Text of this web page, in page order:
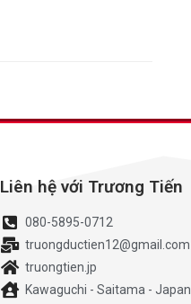
Liên hệ với Trương Tiến
080-5895-0712
truongductien12@gmail.com
truongtien.jp
Kawaguchi - Saitama - Japan